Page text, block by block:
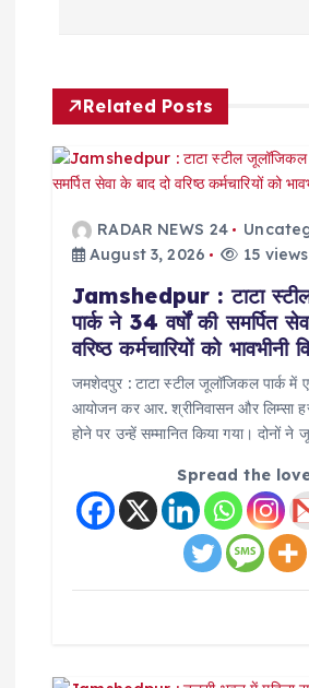
v
Related Posts
RADAR NEWS 24
August 3, 2026
15 views
Jamshedpur : टाटा
पार्क ने 34 वर्षों की समर्पित
वरिष्ठ कर्मचारियों को भावभीनी
जमशेदपुर : टाटा स्टील जूलॉजिकल पार्क में
आयोजन कर आर. श्रीनिवासन और लिम्सा
होने पर उन्हें सम्मानित किया गया। दोनों ने
Spread the